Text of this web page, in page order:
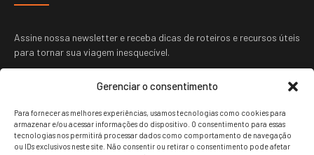
Gerenciar o consentimento
Para fornecer as melhores experiências, usamos tecnologias como cookies para
armazenar e/ou acessar informações do dispositivo. O consentimento para essas
tecnologias nos permitirá processar dados como comportamento de navegação
ou IDs exclusivos neste site. Não consentir ou retirar o consentimento pode afetar
Assine nossa newsletter e receba dicas de roteiros e recursos úteis
para tornar sua viagem inesquecível.